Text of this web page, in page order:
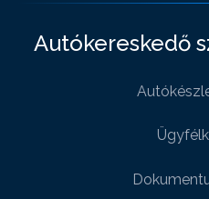
Autókereskedő